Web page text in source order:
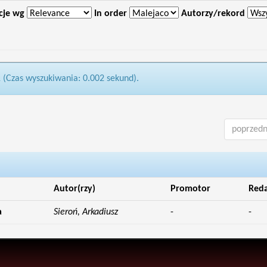
wg In order Autorzy/rekord
wyszukiwania: 0.002 sekund).
Autor(rzy) Promotor
Sieroń, Arkadiusz - -